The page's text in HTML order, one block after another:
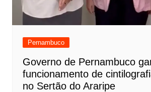
Pernambuco
Governo de Pernambuco
funcionamento de
no Sertão do Araripe